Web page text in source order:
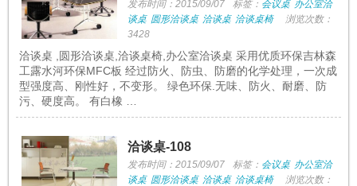
发布时间：2015/09/07 标签： 会议桌 办公室洽
谈桌 圆形洽谈桌 洽谈桌 洽谈桌椅
浏览次数：
3428
洽谈桌 ,圆形洽谈桌,洽谈桌椅,办公室洽谈桌 采用优质环保吉林森
工露水河环保MFC板 经过防火、防虫、防磨的化学处理，一次成
型强度高、刚性好，不变形。 绿色环保.无味、防火、耐磨、防
污、硬度高。 有白橡 …
洽谈桌-108
发布时间：2015/09/07 标签： 会议桌 办公室洽
谈桌 圆形洽谈桌 洽谈桌 洽谈桌椅
浏览次数：